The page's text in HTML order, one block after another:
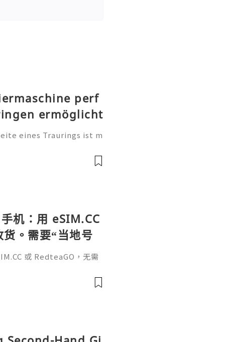
perf
ermöglicht
eines Traurings ist m
Namen, einen beso
机：用 eSIM.CC
。需要“当地号
卖、客户联
或 RedteaGO，无需
信套餐）。长期多国移动办
，一次收货长期使用，